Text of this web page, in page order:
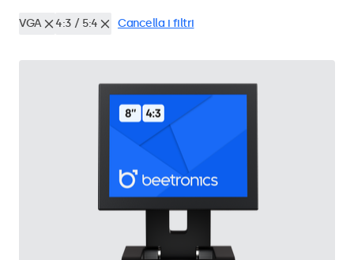
VGA 4:3 / 5:4 Cancella i filtri